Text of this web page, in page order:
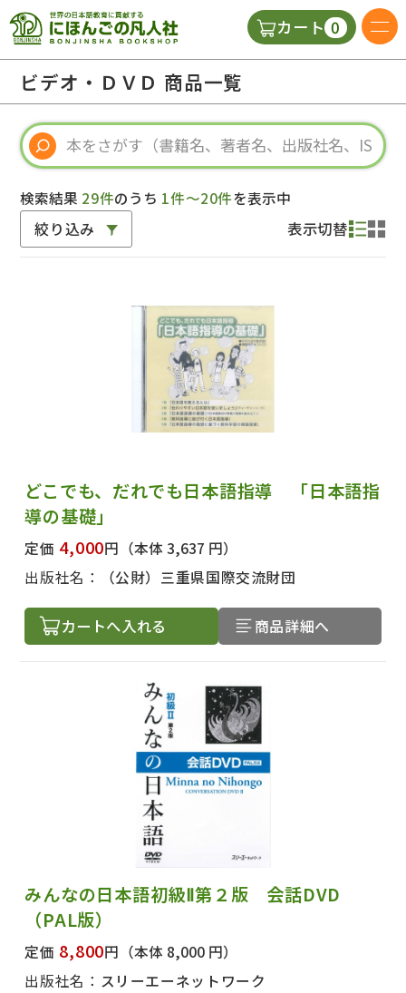
カート 0
日本語の教科書
視聴覚・補助教材
教師用参考書
ビデオ・ＤＶＤ 商品一覧
検索結果 29件のうち 1件～20件を表示中
絞り込み 表示切替
どこでも、だれでも日本語指導 「日本語指
導の基礎」
定価 4,000円 （本体 3,637 円）
出版社名：
（公財）三重県国際交流財団
カートへ入れる 商品詳細へ
みんなの日本語初級Ⅱ第２版 会話DVD
（PAL版）
定価 8,800円 （本体 8,000 円）
出版社名： スリーエーネットワーク